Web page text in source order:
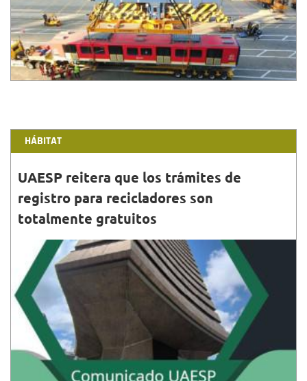
trasladado en los próximos días al Patio Taller de
Bosa, en el suroccidente de Bogotá.
HÁBITAT
UAESP reitera que los trámites de
registro para recicladores son
totalmente gratuitos
31•DIC•2025
La UAESP invita a toda la ciudadanía a denunciar
cualquier intento de cobro o
intermediación relacionada con estos trámites.